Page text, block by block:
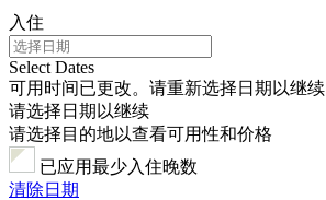
入住
Select Dates
可用时间已更改。请重新选择日期以继续
请选择日期以继续
请选择目的地以查看可用性和价格
已应用最少入住晚数
清除日期